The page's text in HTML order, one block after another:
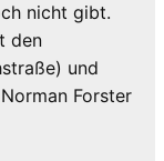
nicht gibt.
den
und
Forster